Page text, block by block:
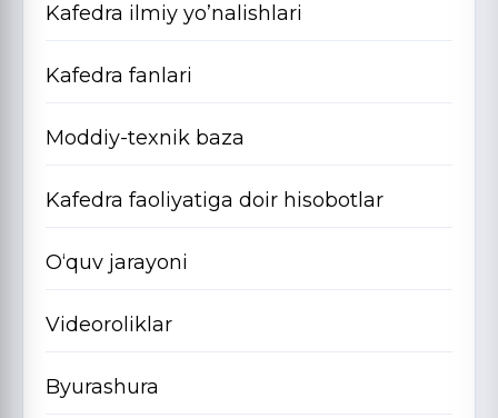
Kafedra ilmiy yo’nalishlari
Kafedra fanlari
Moddiy-texnik baza
Kafedra faoliyatiga doir hisobotlar
O‘quv jarayoni
Videoroliklar
Byurashura